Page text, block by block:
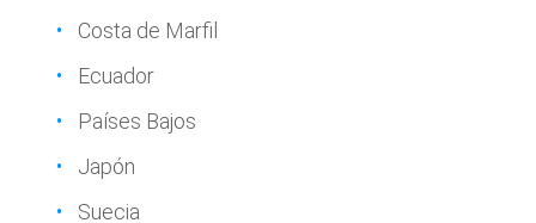
Costa de Marfil
Ecuador
Países Bajos
Japón
Suecia